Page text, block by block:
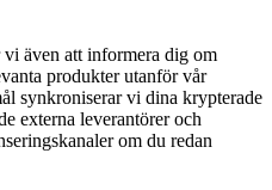
även att informera dig om
produkter utanför vår
synkroniserar vi dina krypterade
externa leverantörer och
om du redan